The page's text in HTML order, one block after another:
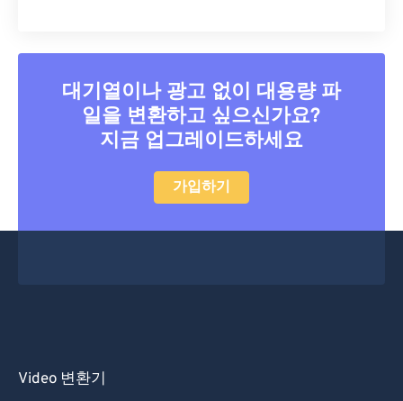
대기열이나 광고 없이 대용량 파
일을 변환하고 싶으신가요?
지금 업그레이드하세요
가입하기
Video 변환기